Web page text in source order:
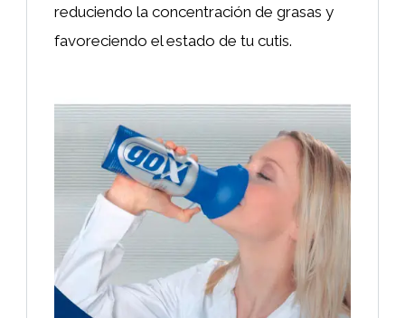
reduciendo la concentración de grasas y
favoreciendo el estado de tu cutis.